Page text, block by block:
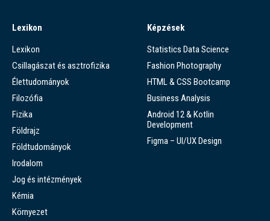
Lexikon
Lexikon
Csillagászat és asztrofizika
Élettudományok
Filozófia
Fizika
Földrajz
Földtudományok
Irodalom
Jog és intézmények
Kémia
Környezet
Képzések
Statistics Data Science
Fashion Photography
HTML & CSS Bootcamp
Business Analysis
Android 12 & Kotlin
Development
Figma – UI/UX Design